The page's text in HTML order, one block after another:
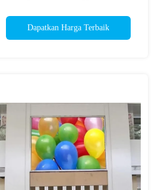
Dapatkan Harga Terbaik